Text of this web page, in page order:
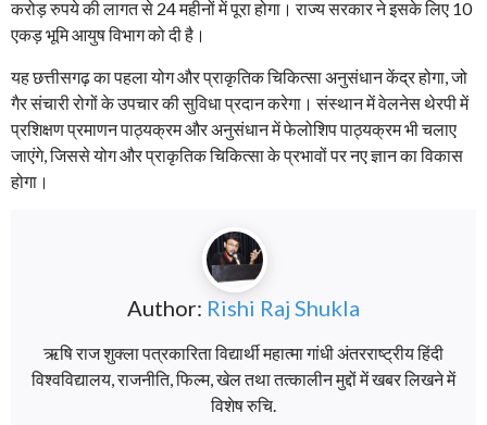
करोड़ रुपये की लागत से 24 महीनों में पूरा होगा। राज्य सरकार ने इसके लिए 10
एकड़ भूमि आयुष विभाग को दी है।
यह छत्तीसगढ़ का पहला योग और प्राकृतिक चिकित्सा अनुसंधान केंद्र होगा, जो
गैर संचारी रोगों के उपचार की सुविधा प्रदान करेगा। संस्थान में वेलनेस थेरपी में
प्रशिक्षण प्रमाणन पाठ्यक्रम और अनुसंधान में फेलोशिप पाठ्यक्रम भी चलाए
जाएंगे, जिससे योग और प्राकृतिक चिकित्सा के प्रभावों पर नए ज्ञान का विकास
होगा।
Author: Rishi Raj Shukla
ऋषि राज शुक्ला पत्रकारिता विद्यार्थी महात्मा गांधी अंतरराष्ट्रीय हिंदी
विश्वविद्यालय, राजनीति, फिल्म, खेल तथा तत्कालीन मुद्दों में खबर लिखने में
विशेष रुचि.